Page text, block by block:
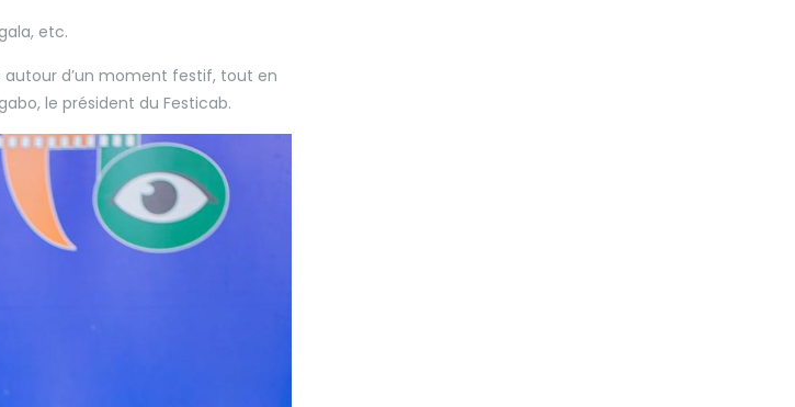
etc.
d’un moment festif, tout en
le président du Festicab.